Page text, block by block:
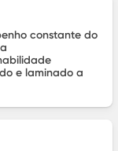
constante do
e laminado a